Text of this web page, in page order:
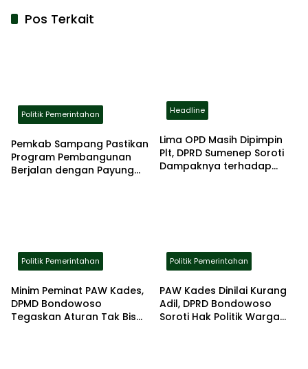
Pos Terkait
Politik Pemerintahan
Pemkab Sampang Pastikan
Program Pembangunan
Berjalan dengan Payung
Headline
Lima OPD Masih Dipimpin
Plt, DPRD Sumenep Soroti
Dampaknya terhadap
Politik Pemerintahan
Minim Peminat PAW Kades,
DPMD Bondowoso
Tegaskan Aturan Tak Bisa
Politik Pemerintahan
PAW Kades Dinilai Kurang
Adil, DPRD Bondowoso
Soroti Hak Politik Warga